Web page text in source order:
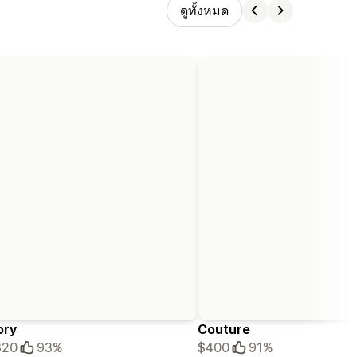
ดูทั้งหมด
93%
Couture
$400
91%